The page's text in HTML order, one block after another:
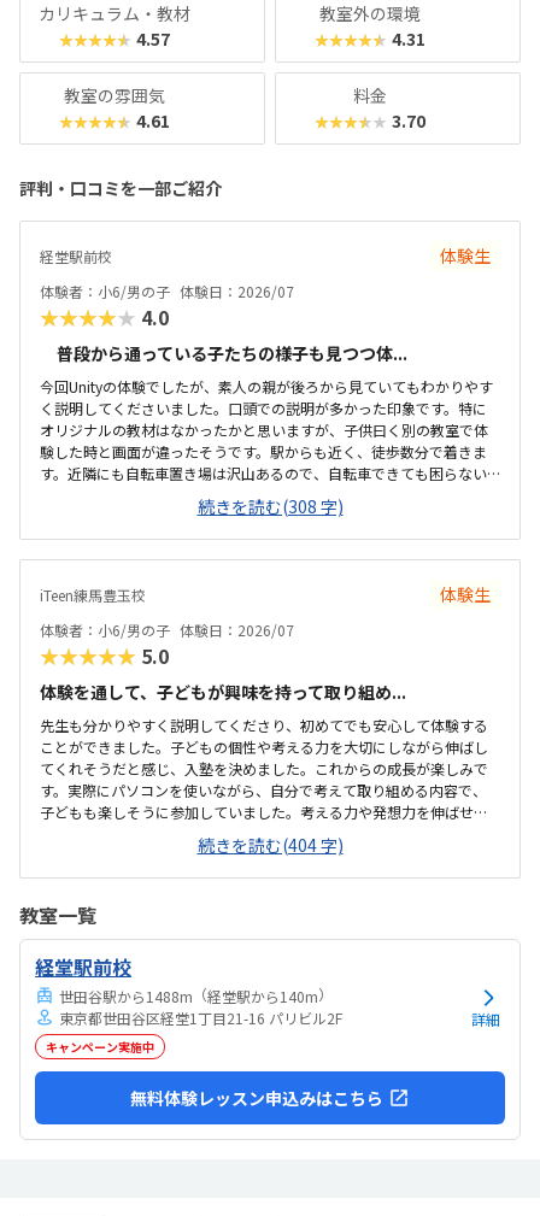
カリキュラム・教材
★★★★★ 4.57
教室外の環境
★★★★★ 4.31
教室の雰囲気
★★★★★ 4.61
料金
★★★★★ 3.70
評判・口コミを一部ご紹介
経堂駅前校 体験生
体験者：小6/男の子 体験日：2026/07
★★★★★ 4.0
普段から通っている子たちの様子も見つつ体...
今回Unityの体験でしたが、素人の親が後ろから見ていてもわかりやす
く説明してくださいました。口頭での説明が多かった印象です。特に
オリジナルの教材はなかったかと思いますが、子供曰く別の教室で体
験した時と画面が違ったそうです。駅からも近く、徒歩数分で着きま
す。近隣にも自転車置き場は沢山あるので、自転車できても困らない
と思います。たまたまかと思いますが、どちらかというと質問が多い
子がいて先生が大変そうな雰囲気がありました。近隣の同じような教
室に比べて大体同じくらいの金額かと思います。2人体制か4人体制が
選べて良いと思います。先生の雰囲気が落ちいて優しいのが良かった
続きを読む(308 字)
iTeen練馬豊玉校 体験生
体験者：小6/男の子 体験日：2026/07
★★★★★ 5.0
体験を通して、子どもが興味を持って取り組め...
先生も分かりやすく説明してくださり、初めてでも安心して体験する
ことができました。子どもの個性や考える力を大切にしながら伸ばし
てくれそうだと感じ、入塾を決めました。これからの成長が楽しみで
す。実際にパソコンを使いながら、自分で考えて取り組める内容で、
子どもも楽しそうに参加していました。考える力や発想力を伸ばせそ
うなカリキュラムだと感じました。自転車で通えるため、子どもが自
分で通いやすいところが良かった。通う負担が少なく、続けやすい環
境だと感じた。落ち着いた雰囲気の教室で、設備も必要なものが揃っ
じました。料金については、決して安いものではありませんが、内容
やサポート面を考えると納得できる料金設定だと感じました。体験を
通して、子どもが楽しみながら取り組めたことが良かったです。「もっ
とやってみたい」と興味を持てたことが、親として嬉...
続きを読む(404 字)
教室一覧
経堂駅前校
世田谷駅から1488m （経堂駅から140m）
東京都世田谷区経堂1丁目21-16 パリビル2F
キャンペーン実施中
詳細
無料体験レッスン申込みはこちら